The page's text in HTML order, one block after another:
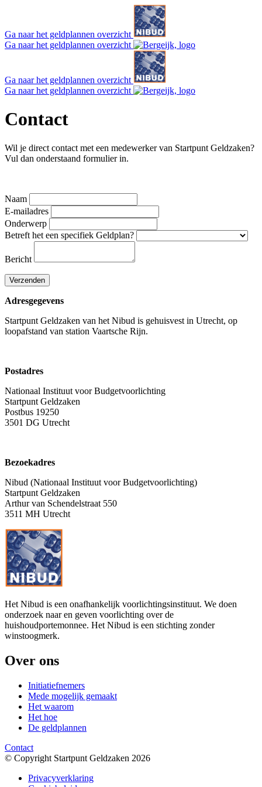
Ga naar het geldplannen overzicht
Ga naar het geldplannen overzicht
Ga naar het geldplannen overzicht
Ga naar het geldplannen overzicht
Contact
Wil je direct contact met een medewerker van Startpunt Geldzaken?
Vul dan onderstaand formulier in.
Naam
E-mailadres
Onderwerp
Betreft het een specifiek Geldplan?
Bericht
Verzenden
Adresgegevens
Startpunt Geldzaken van het Nibud is gehuisvest in Utrecht, op
loopafstand van station Vaartsche Rijn.
Postadres
Nationaal Instituut voor Budgetvoorlichting
Startpunt Geldzaken
Postbus 19250
3501 DG Utrecht
Bezoekadres
Nibud (Nationaal Instituut voor Budgetvoorlichting)
Startpunt Geldzaken
Arthur van Schendelstraat 550
3511 MH Utrecht
Het Nibud is een onafhankelijk voorlichtingsinstituut. We doen
onderzoek naar en geven voorlichting over de
huishoudportemonnee. Het Nibud is een stichting zonder
winstoogmerk.
Over ons
Initiatiefnemers
Mede mogelijk gemaakt
Het waarom
Het hoe
De geldplannen
Contact
© Copyright Startpunt Geldzaken 2026
Privacyverklaring